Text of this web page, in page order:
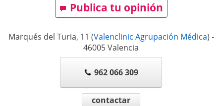
Publica tu opinión
Marqués del Turia, 11 (Valenclinic Agrupación Médica) -
46005Valencia
962 066 309
contactar